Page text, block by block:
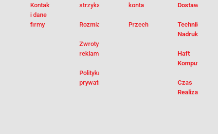
Dostawy
Techniki
Nadruku
Haft
Komputerowy
Czas
Realizacji
konta
Przechowalnia
strzykawki
Rozmiarówka
Zwroty i
reklamacje
Polityka
prywatności
Kontakt
i dane
firmy